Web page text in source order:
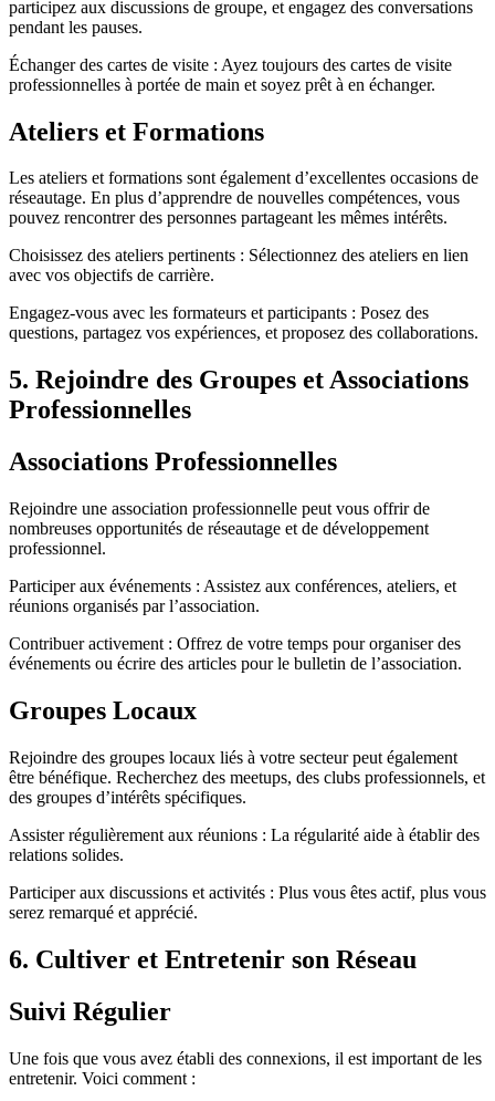
participez aux discussions de groupe, et engagez des conversations
pendant les pauses.
Échanger des cartes de visite : Ayez toujours des cartes de visite
professionnelles à portée de main et soyez prêt à en échanger.
Ateliers et Formations
Les ateliers et formations sont également d’excellentes occasions de
réseautage. En plus d’apprendre de nouvelles compétences, vous
pouvez rencontrer des personnes partageant les mêmes intérêts.
Choisissez des ateliers pertinents : Sélectionnez des ateliers en lien
avec vos objectifs de carrière.
Engagez-vous avec les formateurs et participants : Posez des
questions, partagez vos expériences, et proposez des collaborations.
5. Rejoindre des Groupes et Associations
Professionnelles
Associations Professionnelles
Rejoindre une association professionnelle peut vous offrir de
nombreuses opportunités de réseautage et de développement
professionnel.
Participer aux événements : Assistez aux conférences, ateliers, et
réunions organisés par l’association.
Contribuer activement : Offrez de votre temps pour organiser des
événements ou écrire des articles pour le bulletin de l’association.
Groupes Locaux
Rejoindre des groupes locaux liés à votre secteur peut également
être bénéfique. Recherchez des meetups, des clubs professionnels, et
des groupes d’intérêts spécifiques.
Assister régulièrement aux réunions : La régularité aide à établir des
relations solides.
Participer aux discussions et activités : Plus vous êtes actif, plus vous
serez remarqué et apprécié.
6. Cultiver et Entretenir son Réseau
Suivi Régulier
Une fois que vous avez établi des connexions, il est important de les
entretenir. Voici comment :